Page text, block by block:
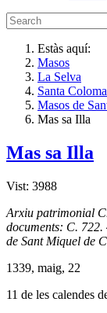
Estàs aquí:
Masos
La Selva
Santa
Masos de
Mas sa Illa
Mas sa Illa
Vist: 3988
Arxiu patrimonial
documents: C.
de Sant Miquel de
1339, maig, 22
11 de les calendes